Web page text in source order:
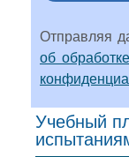
Отправляя
об
Учебный